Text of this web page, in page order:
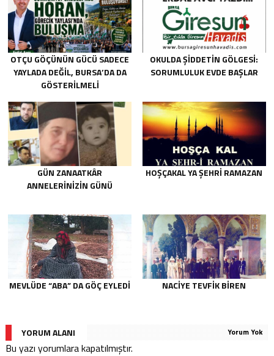
OTÇU GÖÇÜNÜN GÜCÜ SADECE
YAYLADA DEĞIL, BURSA’DA DA
GÖSTERILMELI
OKULDA ŞIDDETIN GÖLGESI:
SORUMLULUK EVDE BAŞLAR
GÜN ZANAATKÂR
ANNELERİNİZİN GÜNÜ
HOŞÇAKAL YA ŞEHRİ RAMAZAN
MEVLÜDE “ABA” DA GÖÇ EYLEDI NACIYE TEVFIK BIREN
YORUM ALANI Yorum Yok
Bu yazı yorumlara kapatılmıştır.